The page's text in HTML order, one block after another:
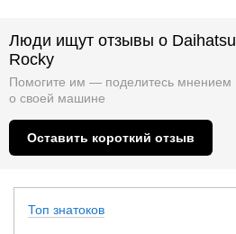
Люди ищут отзывы о Daihatsu
Rocky
Помогите им — поделитесь мнением
о своей машине
Оставить короткий отзыв
Топ знатоков